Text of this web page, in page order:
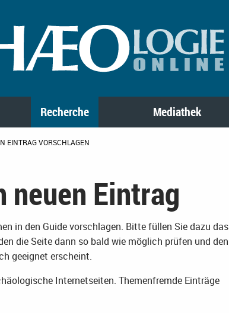
Recherche Mediathek
EINTRAG VORSCHLAGEN
Eintrag
in den Guide vorschlagen. Bitte füllen Sie dazu das
die Seite dann so bald wie möglich prüfen und den
geeignet erscheint.
Internetseiten. Themenfremde Einträge